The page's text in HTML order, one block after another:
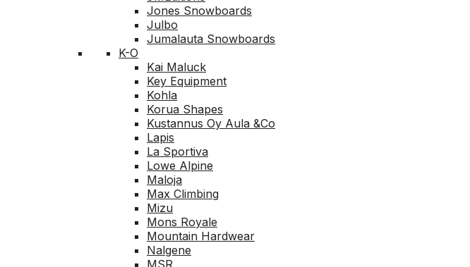
Jones Snowboards
Julbo
Jumalauta Snowboards
K-O
Kai Maluck
Key Equipment
Kohla
Korua Shapes
Kustannus Oy Aula &Co
Lapis
La Sportiva
Lowe Alpine
Maloja
Max Climbing
Mizu
Mons Royale
Mountain Hardwear
Nalgene